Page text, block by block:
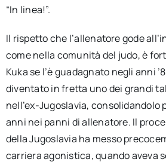
“In linea!”.
Il rispetto che l’allenatore gode
come nella comunità del judo, è
Kuka se l’è guadagnato negli anni
diventato in fretta uno dei grandi
nell’ex-Jugoslavia, consolidandolo
anni nei panni di allenatore. Il
della Jugoslavia ha messo
carriera agonistica, quando aveva